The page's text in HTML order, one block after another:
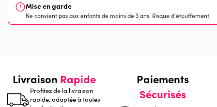
Mise en garde
Ne convient pas aux enfants de moins de 3 ans. Risque d'étouffement.
Livraison Rapide
Profitez de la livraison
rapide, adaptée à toutes
Paiements
Sécurisés